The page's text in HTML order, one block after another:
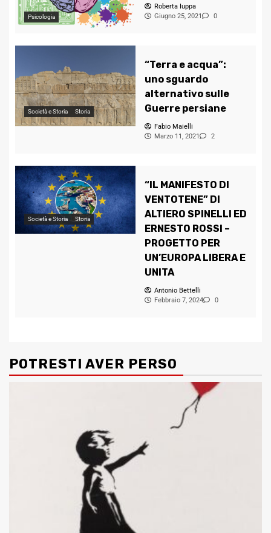
Psicologia
Roberta Iuppa
Giugno 25, 2021
0
Società e Storia Storia
“Terra e acqua”:
uno sguardo
alternativo sulle
Guerre persiane
Fabio Maielli
Marzo 11, 2021
2
Società e Storia Storia
“IL MANIFESTO DI
VENTOTENE” DI
ALTIERO SPINELLI ED
ERNESTO ROSSI –
PROGETTO PER
UN’EUROPA LIBERA E
UNITA
Antonio Bettelli
Febbraio 7, 2024
0
POTRESTI AVER PERSO